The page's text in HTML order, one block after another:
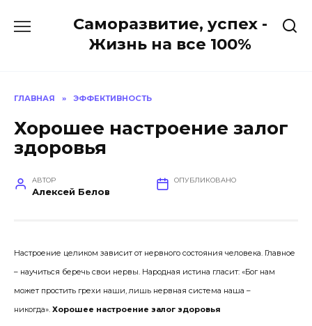
Саморазвитие, успех -
Жизнь на все 100%
ГЛАВНАЯ » ЭФФЕКТИВНОСТЬ
Хорошее настроение залог
здоровья
АВТОР
Алексей Белов
ОПУБЛИКОВАНО
Настроение целиком зависит от нервного состояния человека. Главное
– научиться беречь свои нервы. Народная истина гласит: «Бог нам
может простить грехи наши, лишь нервная система наша –
никогда». Хорошее настроение залог здоровья